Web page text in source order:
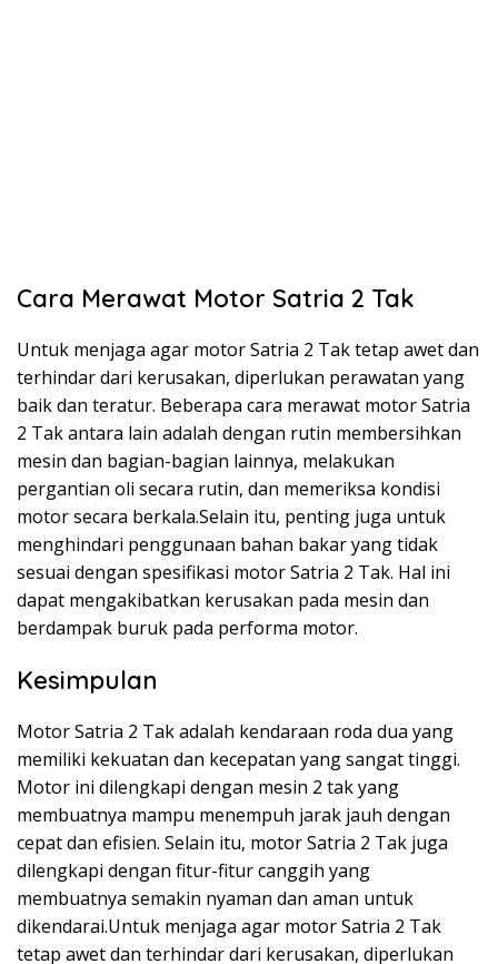
Cara Merawat Motor Satria 2 Tak
Untuk menjaga agar motor Satria 2 Tak tetap awet dan
terhindar dari kerusakan, diperlukan perawatan yang
baik dan teratur. Beberapa cara merawat motor Satria
2 Tak antara lain adalah dengan rutin membersihkan
mesin dan bagian-bagian lainnya, melakukan
pergantian oli secara rutin, dan memeriksa kondisi
motor secara berkala.Selain itu, penting juga untuk
menghindari penggunaan bahan bakar yang tidak
sesuai dengan spesifikasi motor Satria 2 Tak. Hal ini
dapat mengakibatkan kerusakan pada mesin dan
berdampak buruk pada performa motor.
Kesimpulan
Motor Satria 2 Tak adalah kendaraan roda dua yang
memiliki kekuatan dan kecepatan yang sangat tinggi.
Motor ini dilengkapi dengan mesin 2 tak yang
membuatnya mampu menempuh jarak jauh dengan
cepat dan efisien. Selain itu, motor Satria 2 Tak juga
dilengkapi dengan fitur-fitur canggih yang
membuatnya semakin nyaman dan aman untuk
dikendarai.Untuk menjaga agar motor Satria 2 Tak
tetap awet dan terhindar dari kerusakan, diperlukan